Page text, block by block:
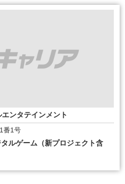
ンタテインメント
番1号
ルゲーム（新プロジェクト含